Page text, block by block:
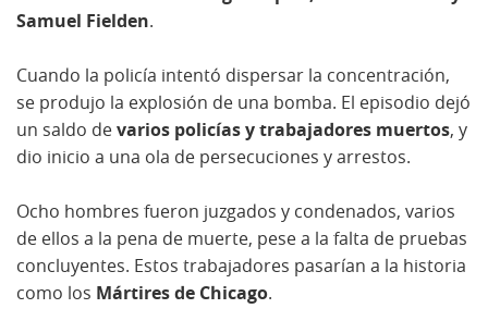
Samuel Fielden.
Cuando la policía intentó dispersar la concentración,
se produjo la explosión de una bomba. El episodio dejó
un saldo devarios policías y trabajadores muertos, y
dio inicio a una ola de persecuciones y arrestos.
Ocho hombres fueron juzgados y condenados, varios
de ellos a la pena de muerte, pese a la falta de pruebas
concluyentes. Estos trabajadores pasarían a la historia
como los Mártires de Chicago.